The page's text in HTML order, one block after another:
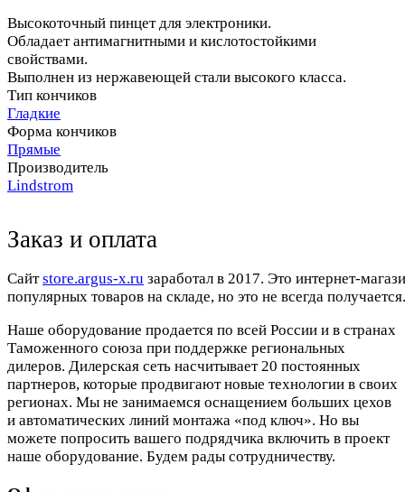
Высокоточный пинцет для электроники.
Обладает антимагнитными и кислотостойкими
свойствами.
Выполнен из нержавеющей стали высокого класса.
Тип кончиков
Гладкие
Форма кончиков
Прямые
Производитель
Lindstrom
Заказ и оплата
Cайтstore.argus-x.ru заработал в 2017. Это интернет-
популярных товаров на складе, но это не всегда
Наше оборудование продается по всей России и в странах
Таможенного союза при поддержке региональных
дилеров. Дилерская сеть насчитывает 20 постоянных
партнеров, которые продвигают новые технологии в своих
регионах. Мы не занимаемся оснащением больших цехов
и автоматических линий монтажа «под ключ». Но вы
можете попросить вашего подрядчика включить в проект
наше оборудование. Будем рады сотрудничеству.